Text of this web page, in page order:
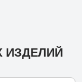
ИЗДЕЛИЙ